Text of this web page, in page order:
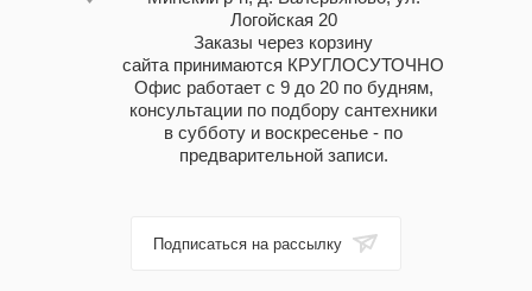
Логойская 20
Заказы через корзину
сайта принимаются КРУГЛОСУТОЧНО
Офис работает с 9 до 20 по будням,
консультации по подбору сантехники
в субботу и воскресенье - по
предварительной записи.
Подписаться на рассылку